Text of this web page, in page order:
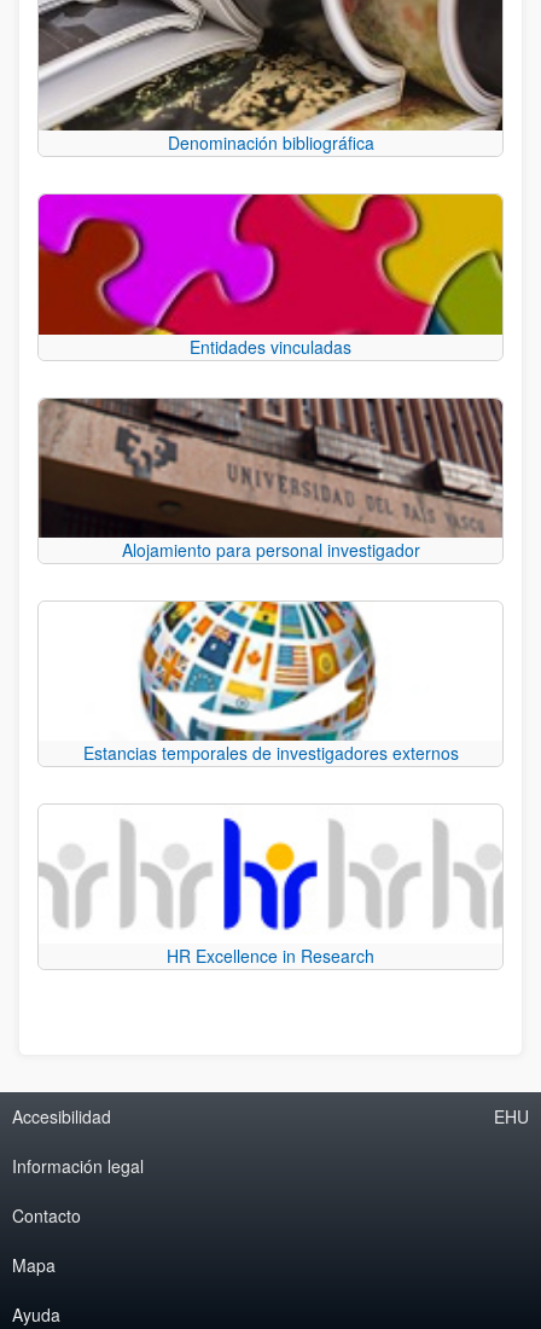
Denominación bibliográfica
Entidades vinculadas
Alojamiento para personal investigador
Estancias temporales de investigadores externos
HR Excellence in Research
Accesibilidad
Información legal
Contacto
Mapa
Ayuda
EHU